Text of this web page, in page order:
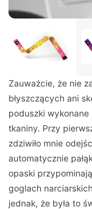
Zauważcie, że nie
błyszczących ani
poduszki
tkaniny. Przy
zdziwiło mnie
automatycznie
opaski
goglach
jednak, że była to